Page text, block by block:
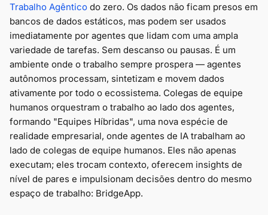
Trabalho Agêntico do zero. Os dados não ficam presos em
bancos de dados estáticos, mas podem ser usados
imediatamente por agentes que lidam com uma ampla
variedade de tarefas. Sem descanso ou pausas. É um
ambiente onde o trabalho sempre prospera — agentes
autônomos processam, sintetizam e movem dados
ativamente por todo o ecossistema. Colegas de equipe
humanos orquestram o trabalho ao lado dos agentes,
formando "Equipes Híbridas", uma nova espécie de
realidade empresarial, onde agentes de IA trabalham ao
lado de colegas de equipe humanos. Eles não apenas
executam; eles trocam contexto, oferecem insights de
nível de pares e impulsionam decisões dentro do mesmo
espaço de trabalho: BridgeApp.